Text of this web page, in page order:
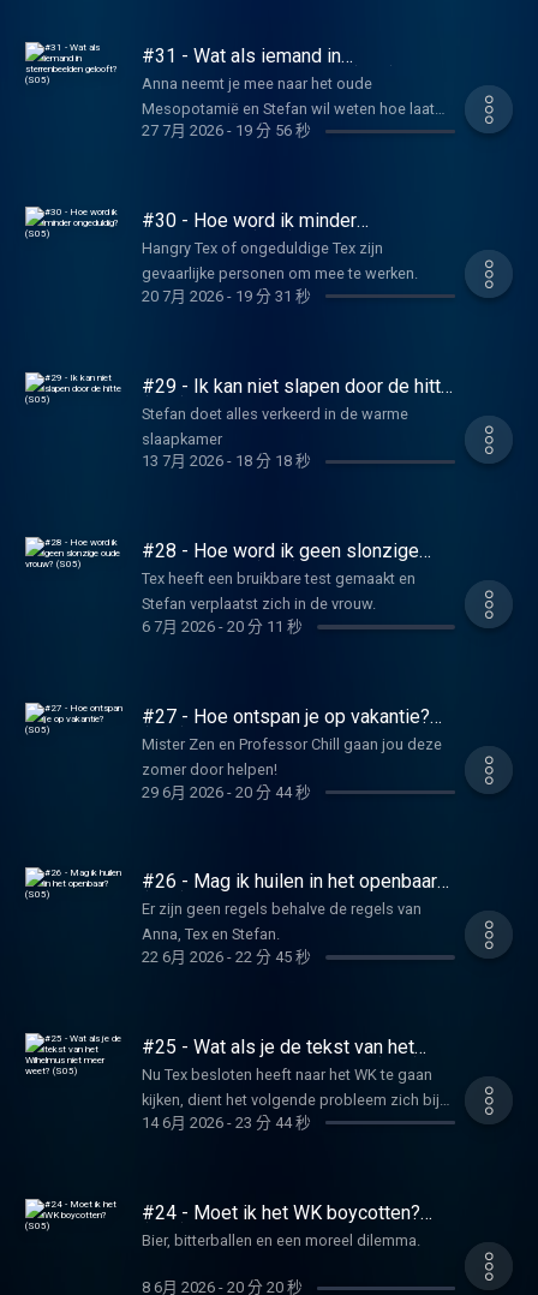
https://www.droog.com/event/zo-
opgelost/ Heb jij een probleem dat je graag
opgelost zou zien? Stuur ons een dm via
@zo_opgelost of een maitje naar
Bovenburen (@bovenburen) met Anna
Gimbrère.
#31 - Wat als iemand in
sterrenbeelden gelooft? (S05)
Anna neemt je mee naar het oude
Mesopotamië en Stefan wil weten hoe laat
Tex geboren is.
27 7月 2026- 19 分 56 秒
#30 - Hoe word ik minder
ongeduldig? (S05)
Hangry Tex of ongeduldige Tex zijn
gevaarlijke personen om mee te werken.
20 7月 2026- 19 分 31 秒
#29 - Ik kan niet slapen door de hitte
(S05)
Stefan doet alles verkeerd in de warme
slaapkamer
13 7月 2026- 18 分 18 秒
#28 - Hoe word ik geen slonzige
oude vrouw? (S05)
Tex heeft een bruikbare test gemaakt en
Stefan verplaatst zich in de vrouw.
6 7月 2026- 20 分 11 秒
#27 - Hoe ontspan je op vakantie?
(S05)
Mister Zen en Professor Chill gaan jou deze
zomer door helpen!
29 6月 2026- 20 分 44 秒
#26 - Mag ik huilen in het openbaar?
(S05)
Er zijn geen regels behalve de regels van
Anna, Tex en Stefan.
22 6月 2026- 22 分 45 秒
#25 - Wat als je de tekst van het
Wilhelmus niet meer weet? (S05)
Nu Tex besloten heeft naar het WK te gaan
kijken, dient het volgende probleem zich bij
Stefan aan.
14 6月 2026- 23 分 44 秒
#24 - Moet ik het WK boycotten?
(S05)
Bier, bitterballen en een moreel dilemma.
8 6月 2026- 20 分 20 秒